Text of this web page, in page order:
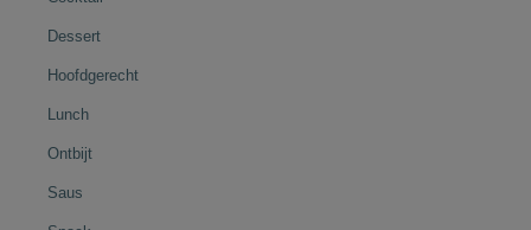
Dessert
Hoofdgerecht
Lunch
Ontbijt
Saus